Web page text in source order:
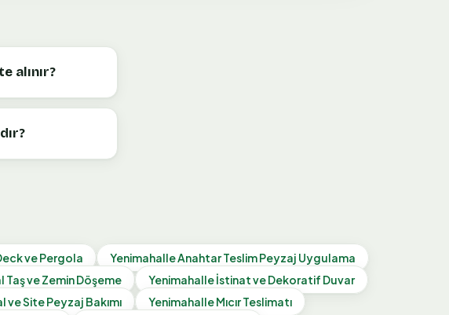
alınır?
ve Pergola YenimahalleAnahtar Teslim Peyzaj Uygulama
Taş ve Zemin Döşeme Yenimahalleİstinat ve Dekoratif Duvar
ve Site Peyzaj Bakımı YenimahalleMıcır Teslimatı